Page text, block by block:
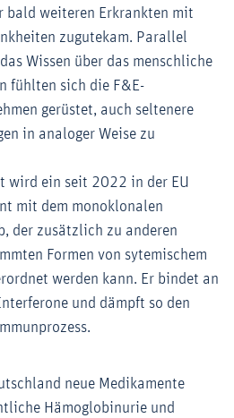
bald weiteren Erkrankten mit
zugutekam. Parallel
Wissen über das menschliche
fühlten sich die F&E-
gerüstet, auch seltenere
in analoger Weise zu
wird ein seit 2022 in der EU
mit dem monoklonalen
der zusätzlich zu anderen
Formen von sytemischem
werden kann. Er bindet an
und dämpft so den
neue Medikamente
Hämoglobinurie und